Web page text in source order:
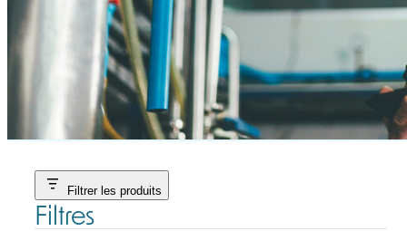
Filtrer les produits
Filtres